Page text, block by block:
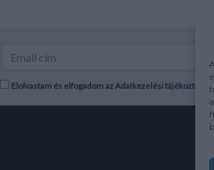
Elolvastam és elfogadom az Adatkezelési